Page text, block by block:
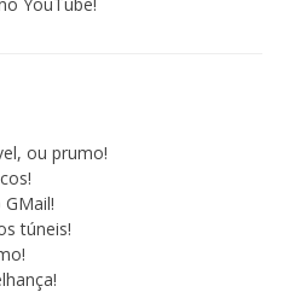
ou prumo!
túneis!